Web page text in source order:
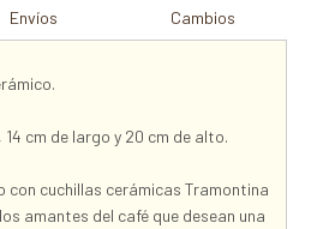
Envíos Cambios
cm de largo y 20 cm de alto.
con cuchillas cerámicas Tramontina
amantes del café que desean una